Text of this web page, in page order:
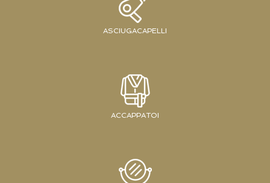
ASCIUGACAPELLI
ACCAPPATOI